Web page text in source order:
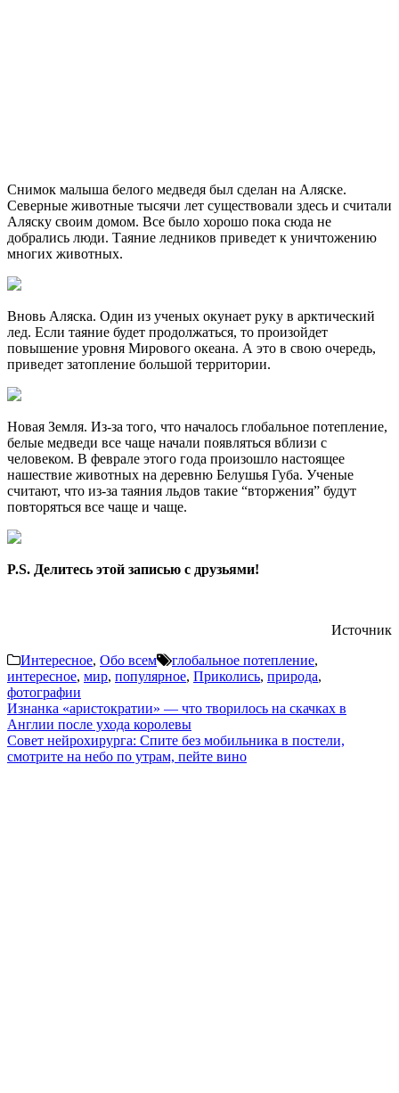
Снимок малыша белого медведя был сделан на Аляске.
Северные животные тысячи лет существовали здесь и считали
Аляску своим домом. Все было хорошо пока сюда не
добрались люди. Таяние ледников приведет к уничтожению
многих животных.
Вновь Аляска. Один из ученых окунает руку в арктический
лед. Если таяние будет продолжаться, то произойдет
повышение уровня Мирового океана. А это в свою очередь,
приведет затопление большой территории.
Новая Земля. Из-за того, что началось глобальное потепление,
белые медведи все чаще начали появляться вблизи с
человеком. В феврале этого года произошло настоящее
нашествие животных на деревню Белушья Губа. Ученые
считают, что из-за таяния льдов такие “вторжения” будут
повторяться все чаще и чаще.
P.S. Делитесь этой записью с друзьями!
Источник
Интересное, Обо всем глобальное потепление,
интересное, мир, популярное, Приколись, природа,
фотографии
Навигация
по
записям
Изнанка «аристократии» — что творилось на скачках в
Англии после ухода королевы
Совет нейрохирурга: Спите без мобильника в постели,
смотрите на небо по утрам, пейте вино